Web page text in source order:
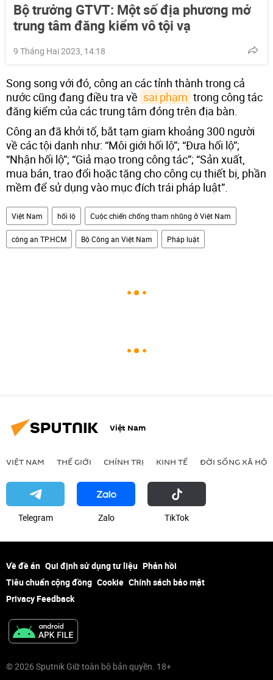
Bộ trưởng GTVT: Một số địa phương mở
trung tâm đăng kiểm vô tội vạ
9 Tháng Hai 2023, 14:18
Song song với đó, công an các tỉnh thành trong cả
nước cũng đang điều tra về sai phạm trong công tác
đăng kiểm của các trung tâm đóng trên địa bàn.
Công an đã khởi tố, bắt tạm giam khoảng 300 người
về các tội danh như: “Môi giới hối lộ”; “Đưa hối lộ”;
“Nhận hối lộ”; “Giả mạo trong công tác”; “Sản xuất,
mua bán, trao đổi hoặc tặng cho công cụ thiết bị, phần
mềm để sử dụng vào mục đích trái pháp luật”.
Việt Nam hối lộ Сuộc chiến chống tham nhũng ở Việt Nam
công an TP.HCM Bộ Công an Việt Nam Pháp luật
Việt Nam
VIỆT NAM THẾ GIỚI CHÍNH TRỊ KINH TẾ ĐỜI SỐNG XÃ HỘI
Telegram Zalo ТikТоk
Về đề án Qui định sử dụng tư liệu Phản hồi
Tiêu chuẩn cộng đồng Cookie Chính sách bảo mật
Privacy Feedback
© 2026 Sputnik Giữ toàn bộ bản quyền. 18+